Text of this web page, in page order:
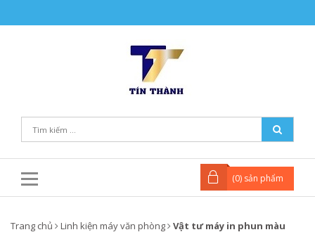
(0) sản phẩm
Trang chủ Linh kiện máy văn phòng Vật tư máy in phun màu